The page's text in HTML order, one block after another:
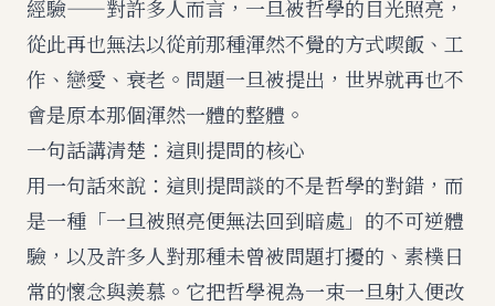
經驗——對許多人而言，一旦被哲學的目光照亮，
從此再也無法以從前那種渾然不覺的方式喫飯、工
作、戀愛、衰老。問題一旦被提出，世界就再也不
會是原本那個渾然一體的整體。
一句話講清楚：這則提問的核心
用一句話來說：這則提問談的不是哲學的對錯，而
是一種「一旦被照亮便無法回到暗處」的不可逆體
驗，以及許多人對那種未曾被問題打擾的、素樸日
常的懷念與羨慕。它把哲學視為一束一旦射入便改